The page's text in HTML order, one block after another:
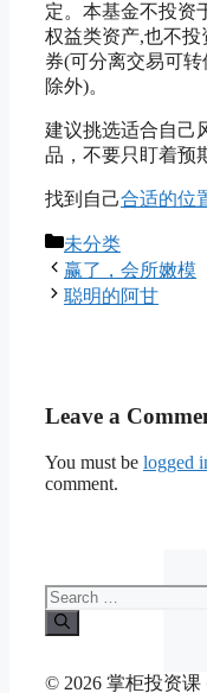
定。本基金不投资
权益类资产,也不投
券(可分离交易可
除外)。
建议挑选适合自己
品，不要只盯着预
找到自己合适的位
Categories
未分类
赢了，会所嫩模
聪明的阿甘
Leave a
You must be logged
comment.
Search
for:
© 2026 掌柜投资课